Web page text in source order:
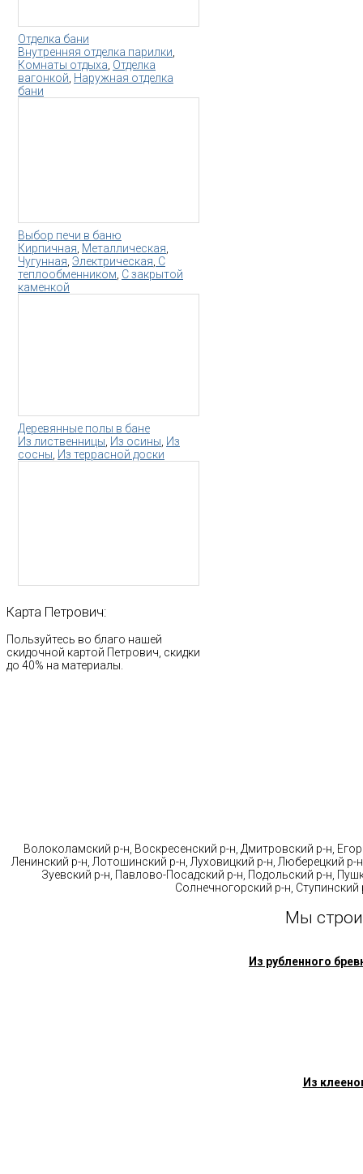
Отделка бани
Внутренняя отделка парилки,
Комнаты отдыха, Отделка
вагонкой, Наружная отделка
бани
Выбор печи в баню
Кирпичная, Металлическая,
Чугунная, Электрическая, С
теплообменником, С закрытой
каменкой
Деревянные полы в бане
Из лиственницы, Из осины, Из
сосны, Из террасной доски
Карта Петрович:
Пользуйтесь во благо нашей
скидочной картой Петрович, скидки
до 40% на материалы.
Волоколамский р-н, Воскресенский р-н, Дмитровский р-н,
Ленинский р-н, Лотошинский р-н, Луховицкий р-н, Люберецкий
Зуевский р-н, Павлово-Посадский р-н, Подольский р-н,
Солнечногорский р-н,
Мы
Из рубленного
Из